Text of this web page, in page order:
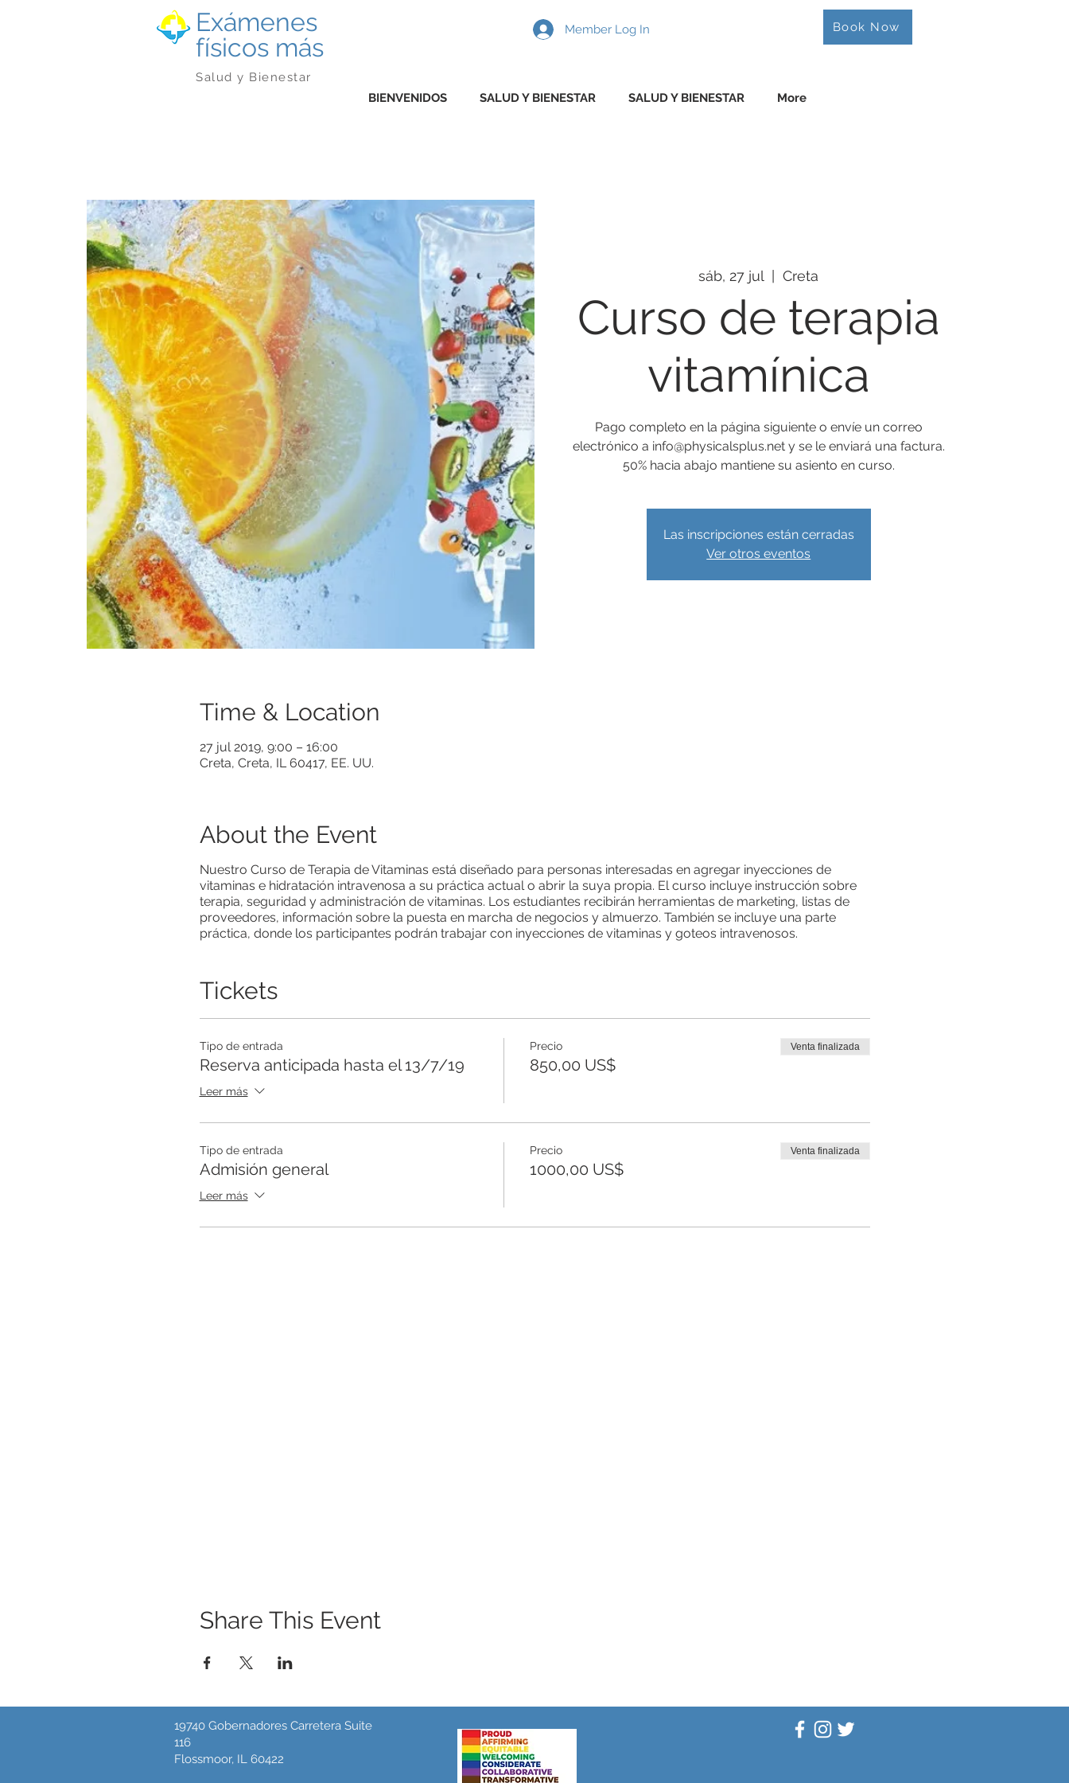
Exámenes
físicos más
BIENVENIDOS SALUD Y BIENESTAR SALUD Y BIENESTAR More
Salud y Bienestar
Member Log In Book Now
sáb, 27 jul
  |
Creta
Curso de terapia
vitamínica
Pago completo en la página siguiente o envíe un correo
electrónico a info@physicalsplus.net y se le enviará una factura.
50% hacia abajo mantiene su asiento en curso.
Las inscripciones están cerradas
Ver otros eventos
Time & Location
27 jul 2019, 9:00 – 16:00
Creta, Creta, IL 60417, EE. UU.
About the Event
Nuestro Curso de Terapia de Vitaminas está diseñado para personas interesadas en agregar inyecciones de
vitaminas e hidratación intravenosa a su práctica actual o abrir la suya propia. El curso incluye instrucción sobre
terapia, seguridad y administración de vitaminas. Los estudiantes recibirán herramientas de marketing, listas de
proveedores, información sobre la puesta en marcha de negocios y almuerzo. También se incluye una parte
práctica, donde los participantes podrán trabajar con inyecciones de vitaminas y goteos intravenosos.
Tickets
Tipo de entrada
Reserva anticipada hasta el 13/7/19
Leer más
Precio
850,00 US$
Venta finalizada
Tipo de entrada
Admisión general
Leer más
Precio
1000,00 US$
Venta finalizada
Share This Event
19740 Gobernadores Carretera Suite
116
Flossmoor, IL 60422